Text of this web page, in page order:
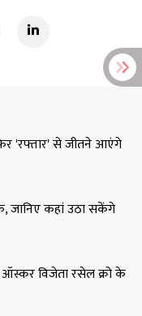
'रफ्तार' से जीतने आएंगे
जानिए कहां उठा सकेंगे
ऑस्कर विजेता रसेल क्रो के